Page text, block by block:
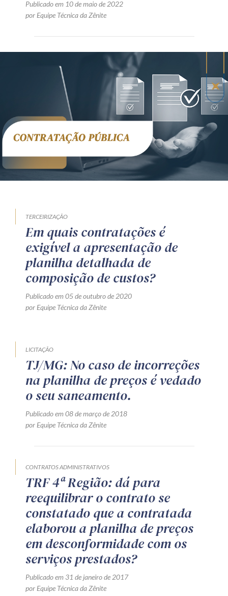
Publicado em 10 de maio de 2022
por Equipe Técnica da Zênite
TERCEIRIZAÇÃO
Em quais contratações é
exigível a apresentação de
planilha detalhada de
composição de custos?
Publicado em 05 de outubro de 2020
por Equipe Técnica da Zênite
LICITAÇÃO
TJ/MG: No caso de incorreções
na planilha de preços é vedado
o seu saneamento.
Publicado em 08 de março de 2018
por Equipe Técnica da Zênite
CONTRATOS ADMINISTRATIVOS
TRF 4ª Região: dá para
reequilibrar o contrato se
constatado que a contratada
elaborou a planilha de preços
em desconformidade com os
serviços prestados?
Publicado em 31 de janeiro de 2017
por Equipe Técnica da Zênite